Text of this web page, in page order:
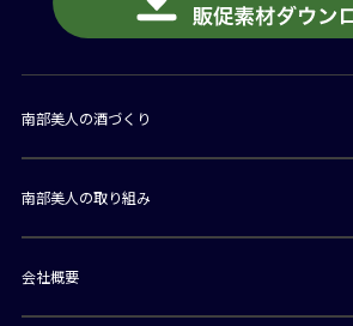
南部美人の酒づくり
南部美人の取り組み
会社概要